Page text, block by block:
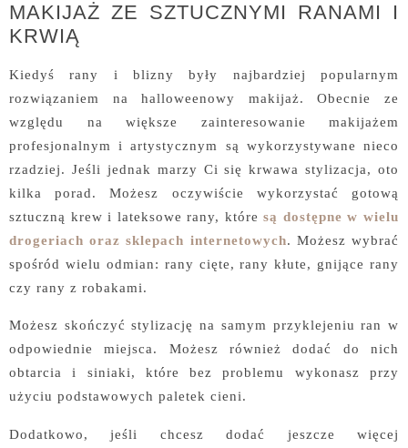
MAKIJAŻ ZE SZTUCZNYMI RANAMI I
KRWIĄ
Kiedyś rany i blizny były najbardziej popularnym
rozwiązaniem na halloweenowy makijaż. Obecnie ze
względu na większe zainteresowanie makijażem
profesjonalnym i artystycznym są wykorzystywane nieco
rzadziej. Jeśli jednak marzy Ci się krwawa stylizacja, oto
kilka porad. Możesz oczywiście wykorzystać gotową
sztuczną krew i lateksowe rany, któresą dostępne w wielu
drogeriach oraz sklepach internetowych. Możesz wybrać
spośród wielu odmian: rany cięte, rany kłute, gnijące rany
czy rany z robakami.
Możesz skończyć stylizację na samym przyklejeniu ran w
odpowiednie miejsca. Możesz również dodać do nich
obtarcia i siniaki, które bez problemu wykonasz przy
użyciu podstawowych paletek cieni.
Dodatkowo, jeśli chcesz dodać jeszcze więcej